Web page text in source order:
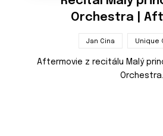
Orchestra |
Jan Cina Unique
Aftermovie z recitálu Malý
Orchestra.